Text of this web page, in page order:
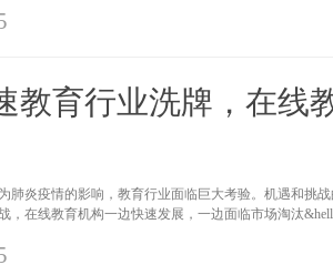
教育行业洗牌，在线
肺炎疫情的影响，教育行业面临巨大考验。机遇和挑
，在线教育机构一边快速发展，一边面临市场淘汰